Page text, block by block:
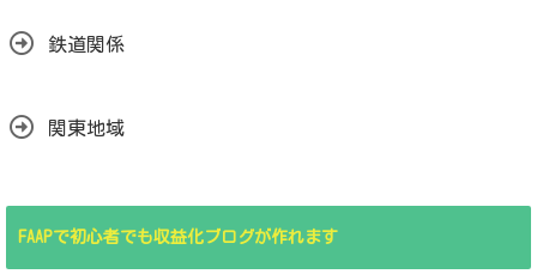
鉄道関係
関東地域
FAAPで初心者でも収益化ブログが作れます